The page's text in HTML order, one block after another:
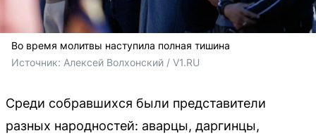
Во время молитвы наступила полная тишина
Источник: Алексей Волхонский / V1.RU
Среди собравшихся были представители
разных народностей: аварцы, даргинцы,